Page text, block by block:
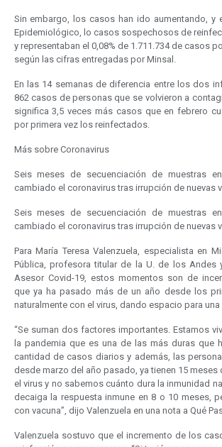
Sin embargo, los casos han ido aumentando, y
Epidemiológico, lo casos sospechosos de
y representaban el 0,08% de 1.711.734 de casos
según las cifras entregadas por Minsal.
En las 14 semanas de diferencia entre los dos
862 casos de personas que se volvieron a
significa 3,5 veces más casos que en febrero
por primera vez los reinfectados.
Más sobre Coronavirus
Seis meses de secuenciación de muestras
cambiado el coronavirus tras irrupción de nuevas
Seis meses de secuenciación de muestras
cambiado el coronavirus tras irrupción de nuevas
Para María Teresa Valenzuela, especialista en
Pública, profesora titular de la U. de los Andes
Asesor Covid-19, estos momentos son de
que ya ha pasado más de un año desde los
naturalmente con el virus, dando espacio para
“Se suman dos factores importantes. Estamos
la pandemia que es una de las más duras que
cantidad de casos diarios y además, las
desde marzo del año pasado, ya tienen 15
el virus y no sabemos cuánto dura la inmunidad
decaiga la respuesta inmune en 8 o 10 meses,
con vacuna”, dijo Valenzuela en una nota a Qué
Valenzuela sostuvo que el incremento de los